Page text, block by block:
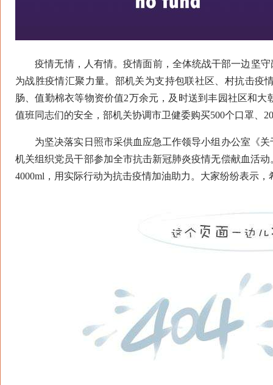
疫情无情，人有情。疫情面前，全体统战干部一边坚守
为战胜疫情汇聚力量。部机关为支持包联社区、村抗击疫
肠、值勤棉衣等物资价值2万余元，及时送到丰园社区和
值班同志们的安全，部机关协调市卫健委购买500个口罩、
为坚决落实日照市采供血应急工作领导小组办公室《关
机关组织党员干部参加全市抗击新冠肺炎疫情无偿献血活
4000ml，用实际行动为抗击疫情加油助力。大家纷纷表示